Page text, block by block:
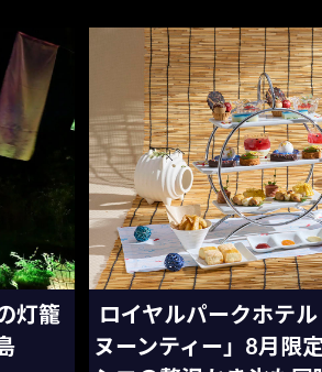
灯籠
ロイヤルパークホテ
ヌーンティー」8月限